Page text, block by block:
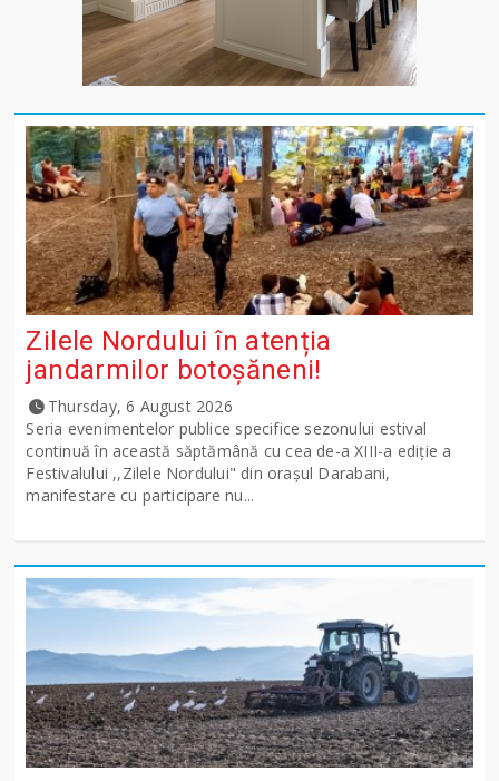
Zilele Nordului în atenția
jandarmilor botoșăneni!
Thursday, 6 August 2026
Seria evenimentelor publice specifice sezonului estival
continuă în această săptămână cu cea de-a XIII-a ediție a
Festivalului ,,Zilele Nordului" din orașul Darabani,
manifestare cu participare nu...